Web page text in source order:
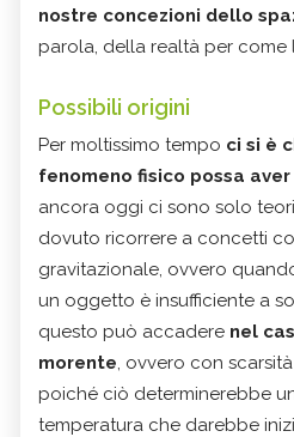
nostre concezioni dello
parola, della realtà per come
Possibili origini
Per moltissimo tempo ci si è
fenomeno fisico possa
ancora oggi ci sono solo
dovuto ricorrere a concetti
gravitazionale, ovvero
un oggetto è insufficiente a
questo può accadere nel
morente, ovvero con
poiché ciò determinerebbe
temperatura che darebbe